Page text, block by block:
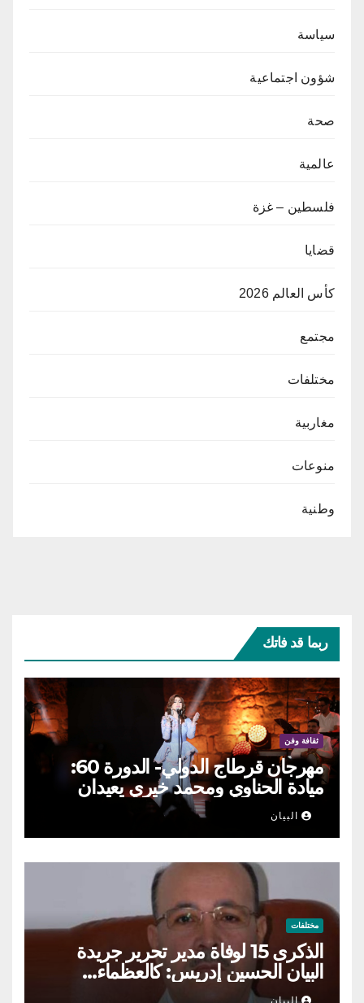
سياسة
شؤون اجتماعية
صحة
عالمية
فلسطين – غزة
قضايا
كأس العالم 2026
مجتمع
مختلفات
مغاربية
منوعات
وطنية
ربما قد فاتك
ثقافة وفن
مهرجان قرطاج الدولي- الدورة 60:
ميادة الحناوي ومحمد خيري يعيدان
الطرب السوري إلى ركح قرطاج
البيان
مختلفات
الذكرى 15 لوفاة مدير تحرير جريدة
البيان الحسين إدريس: كالعظماء…
عاش شامخا ورحل واقفا
البيان